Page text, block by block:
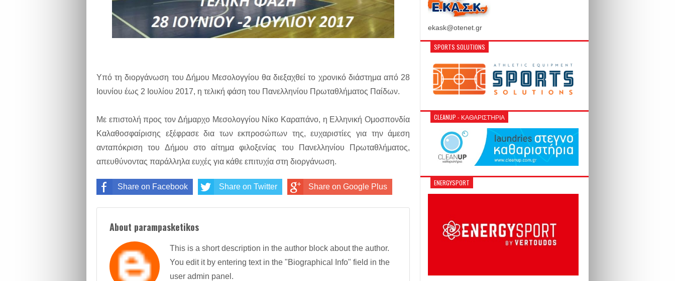
Υπό τη διοργάνωση του Δήμου Μεσολογγίου θα διεξαχθεί το χρονικό διάστημα από 28
Ιουνίου έως 2 Ιουλίου 2017, η τελική φάση του Πανελληνίου Πρωταθλήματος Παίδων.
Με επιστολή προς τον Δήμαρχο Μεσολογγίου Νίκο Καραπάνο, η Ελληνική Ομοσπονδία
Καλαθοσφαίρισης εξέφρασε δια των εκπροσώπων της, ευχαριστίες για την άμεση
ανταπόκριση του Δήμου στο αίτημα φιλοξενίας του Πανελληνίου Πρωταθλήματος,
απευθύνοντας παράλληλα ευχές για κάθε επιτυχία στη διοργάνωση.
Share on Facebook Share on Twitter Share on Google Plus
About parampasketikos
This is a short description in the author block about the author.
You edit it by entering text in the "Biographical Info" field in the
user admin panel.
ekask@otenet.gr
SPORTS SOLUTIONS
CLEANUP - ΚΑΘΑΡΙΣΤΉΡΙΑ
ENERGYSPORT